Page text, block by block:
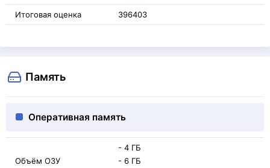
Итоговая оценка 396403
Память
Оперативная память
Объём ОЗУ
- 4 ГБ
- 6 ГБ